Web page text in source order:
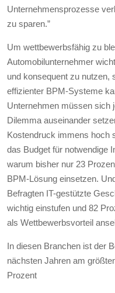
Unternehmensprozesse
zu sparen.”
Um wettbewerbsfähig zu
Automobilunternehmer
und konsequent zu nutzen,
effizienter BPM-Systeme
Unternehmen müssen sich
Dilemma auseinander
Kostendruck immens hoch
das Budget für notwendige
warum bisher nur 23
BPM-Lösung einsetzen.
Befragten IT-gestützte
wichtig einstufen und 82
als Wettbewerbsvorteil
In diesen Branchen ist der
nächsten Jahren am
Prozent